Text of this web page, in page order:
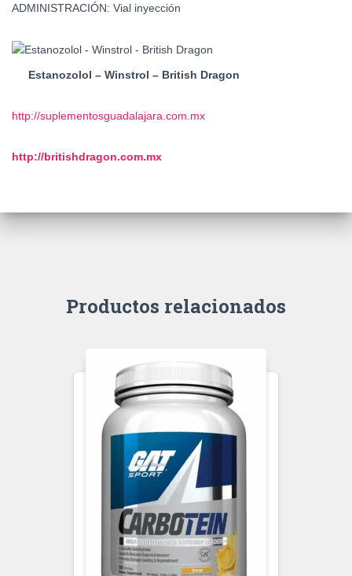
ADMINISTRACIÓN: Vial inyección
Estanozolol – Winstrol – British Dragon
http://suplementosguadalajara.com.mx
http://britishdragon.com.mx
Productos relacionados